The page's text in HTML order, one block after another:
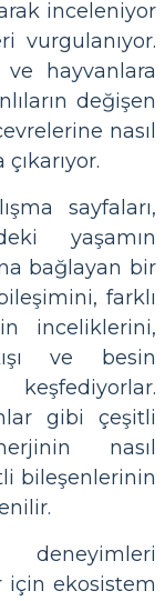
inceleniyor
vurgulanıyor.
hayvanlara
değişen
nasıl
sayfaları,
yaşamın
bağlayan bir
farklı
inceliklerini,
ve besin
gibi çeşitli
nasıl
bileşenlerinin
ekosistem